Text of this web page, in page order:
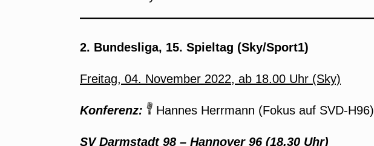
2. Bundesliga, 15. Spieltag (Sky/Sport1)
Freitag, 04. November 2022, ab 18.00 Uhr (Sky)
Konferenz: Hannes Herrmann (Fokus auf SVD-H96)
SV Darmstadt 98 – Hannover 96 (18.30 Uhr)